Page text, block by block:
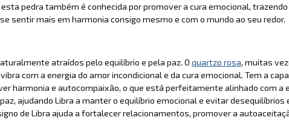
pedra também é conhecida por promover a cura emocional, trazendo
sentir mais em harmonia consigo mesmo e com o mundo ao seu redor.
atraídos pelo equilíbrio e pela paz. O quartzo rosa, muitas
com a energia do amor incondicional e da cura emocional. Tem a
harmonia e autocompaixão, o que está perfeitamente alinhado com a
ajudando Libra a manter o equilíbrio emocional e evitar desequilíbrios
de Libra ajuda a fortalecer relacionamentos, promover a